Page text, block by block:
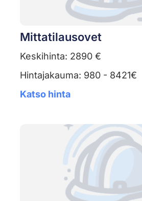
Mittatilausovet
Keskihinta: 2890 €
Hintajakauma: 980 - 8421€
Katso hinta